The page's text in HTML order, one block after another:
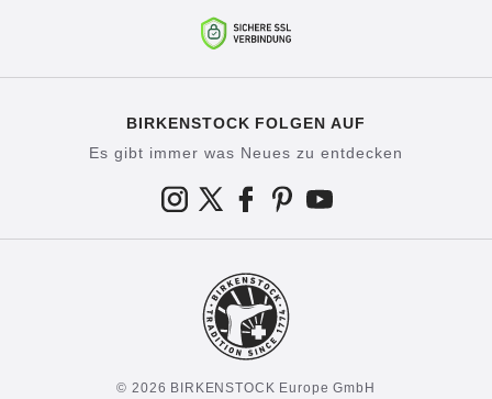
BIRKENSTOCK FOLGEN AUF
Es gibt immer was Neues zu entdecken
© 2026 BIRKENSTOCK Europe GmbH